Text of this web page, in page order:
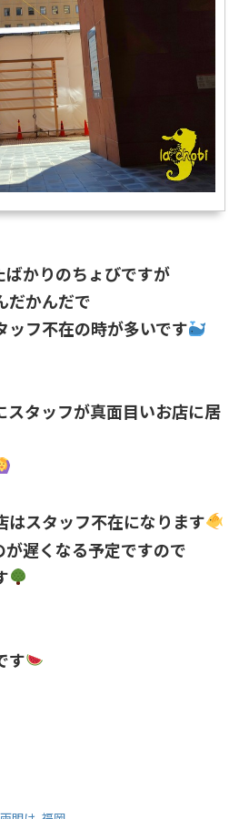
ばかりのちょびですが
だかんだで
ッフ不在の時が多いです
スタッフが真面目いお店に居
はスタッフ不在になります
遅くなる予定ですので
す